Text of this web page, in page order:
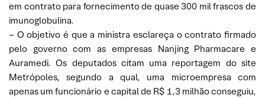
em contrato para fornecimento de quase 300 mil frascos de
imunoglobulina.
– O objetivo é que a ministra esclareça o contrato firmado
pelo governo com as empresas Nanjing Pharmacare e
Auramedi. Os deputados citam uma reportagem do site
Metrópoles, segundo a qual, uma microempresa com
apenas um funcionário e capital de R$ 1,3 milhão conseguiu,